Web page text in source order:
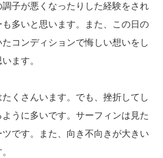
子が悪くなったりした経験をされ
多いと思います。また、この日の
コンディションで悔しい想いをし
ます。
くさんいます。でも、挫折してし
うに多いです。サーフィンは見た
です。また、向き不向きが大きい